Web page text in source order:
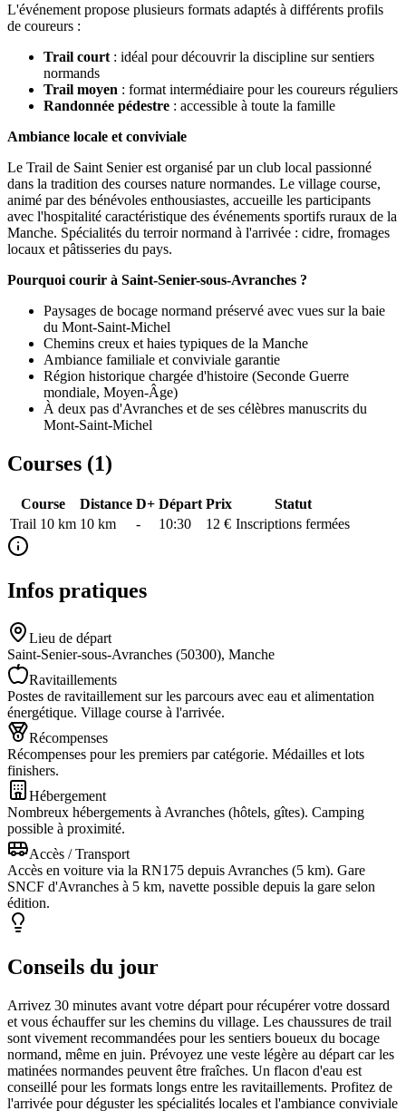
L'événement propose plusieurs formats adaptés à différents profils
de coureurs :
Trail court : idéal pour découvrir la discipline sur sentiers
normands
Trail moyen : format intermédiaire pour les coureurs réguliers
Randonnée pédestre : accessible à toute la famille
Ambiance locale et conviviale
Le Trail de Saint Senier est organisé par un club local passionné
dans la tradition des courses nature normandes. Le village course,
animé par des bénévoles enthousiastes, accueille les participants
avec l'hospitalité caractéristique des événements sportifs ruraux de la
Manche. Spécialités du terroir normand à l'arrivée : cidre, fromages
locaux et pâtisseries du pays.
Pourquoi courir à Saint-Senier-sous-Avranches ?
Paysages de bocage normand préservé avec vues sur la baie
du Mont-Saint-Michel
Chemins creux et haies typiques de la Manche
Ambiance familiale et conviviale garantie
Région historique chargée d'histoire (Seconde Guerre
mondiale, Moyen-Âge)
À deux pas d'Avranches et de ses célèbres manuscrits du
Mont-Saint-Michel
Courses (1)
Course Distance D+ Départ Prix
Statut
Trail 10 km 10 km - 10:30 12 € Inscriptions fermées
Infos pratiques
Lieu de départ
Saint-Senier-sous-Avranches (50300), Manche
Ravitaillements
Postes de ravitaillement sur les parcours avec eau et alimentation
énergétique. Village course à l'arrivée.
Récompenses
Récompenses pour les premiers par catégorie. Médailles et lots
finishers.
Hébergement
Nombreux hébergements à Avranches (hôtels, gîtes). Camping
possible à proximité.
Accès / Transport
Accès en voiture via la RN175 depuis Avranches (5 km). Gare
SNCF d'Avranches à 5 km, navette possible depuis la gare selon
édition.
Conseils du jour
Arrivez 30 minutes avant votre départ pour récupérer votre dossard
et vous échauffer sur les chemins du village. Les chaussures de trail
sont vivement recommandées pour les sentiers boueux du bocage
normand, même en juin. Prévoyez une veste légère au départ car les
matinées normandes peuvent être fraîches. Un flacon d'eau est
conseillé pour les formats longs entre les ravitaillements. Profitez de
l'arrivée pour déguster les spécialités locales et l'ambiance conviviale